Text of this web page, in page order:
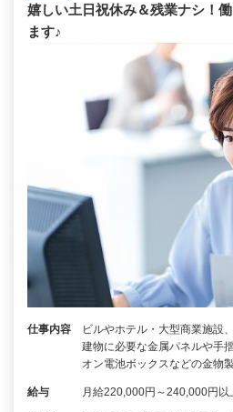
嬉しい土日祝休み＆残業ナシ！
ます♪
仕事内容
ビルやホテル・大型商業施設
建物に必要な金属パネルや手
オン電池ボックスなどの金物
給与 月給220,000円～240,000円